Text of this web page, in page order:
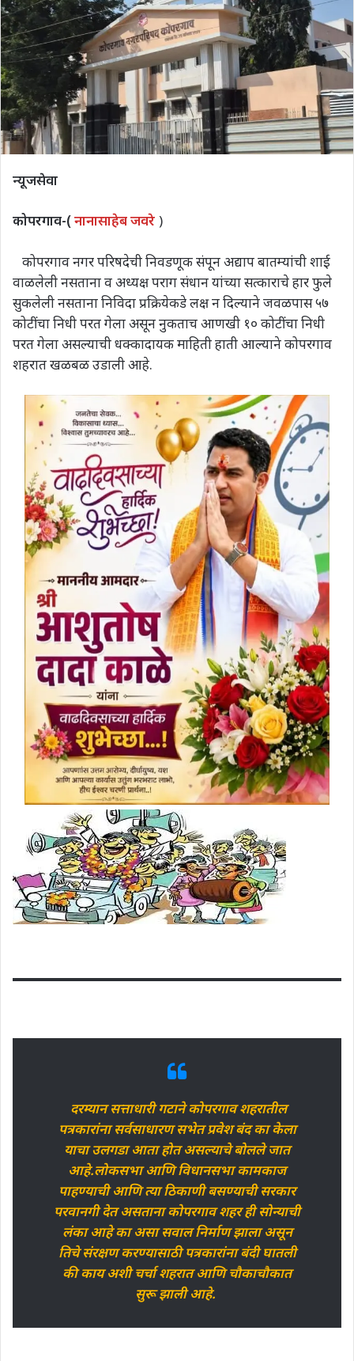
न्यूजसेवा
कोपरगाव-(नानासाहेब जवरे )
कोपरगाव नगर परिषदेची निवडणूक संपून अद्याप बातम्यांची शाई
वाळलेली नसताना व अध्यक्ष पराग संधान यांच्या सत्काराचे हार फुले
सुकलेली नसताना निविदा प्रक्रियेकडे लक्ष न दिल्याने जवळपास ५७
कोटींचा निधी परत गेला असून नुकताच आणखी १० कोटींचा निधी
परत गेला असल्याची धक्कादायक माहिती हाती आल्याने कोपरगाव
शहरात खळबळ उडाली आहे.
दरम्यान सत्ताधारी गटाने कोपरगाव शहरातील
पत्रकारांना सर्वसाधारण सभेत प्रवेश बंद का केला
याचा उलगडा आता होत असल्याचे बोलले जात
आहे.लोकसभा आणि विधानसभा कामकाज
पाहण्याची आणि त्या ठिकाणी बसण्याची सरकार
परवानगी देत असताना कोपरगाव शहर ही सोन्याची
लंका आहे का असा सवाल निर्माण झाला असून
तिचे संरक्षण करण्यासाठी पत्रकारांना बंदी घातली
की काय अशी चर्चा शहरात आणि चौकाचौकात
सुरू झाली आहे.